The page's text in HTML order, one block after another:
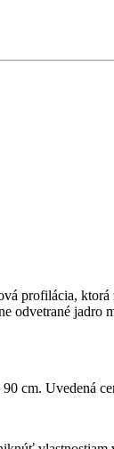
profilácia,
cm. Uvedená